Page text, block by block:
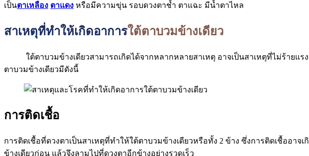
เป็นตาเหลือง ตาแดง หรือมีความขุ่น รอบดวงตาช้ำ ตาแฉะ มีน้ำตาไหล
สาเหตุที่ทำให้เกิดอาการใต้ตาบวมข้างเดียว
ใต้ตาบวมข้างเดียวสามารถเกิดได้จากหลากหลายสาเหตุ อาจเป็นสาเหตุที่ไม่ร้ายแรง
ตาบวมข้างเดียวมีดังนี้
การติดเชื้อ
การติดเชื้อที่ดวงตาเป็นสาเหตุที่ทำให้ใต้ตาบวมข้างเดียวหรือทั้ง 2 ข้าง ซึ่งการติดเชื้ออา
ข้างเดียวก่อน แล้วจึงลามไปที่ดวงตาอีกข้างอย่างรวดเร็ว